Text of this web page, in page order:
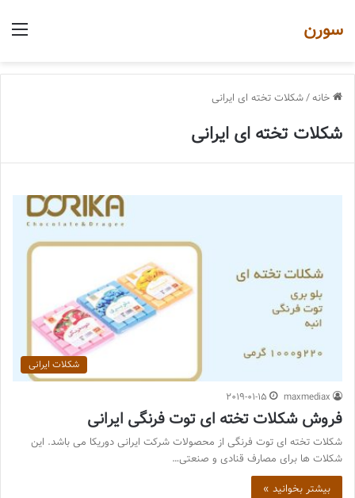
سورن
خانه/شکلات تخته ای ایرانی
شکلات تخته ای ایرانی
شکلات ایرانی
maxmediax
2019-01-15
فروش شکلات تخته ای توت فرنگی ایرانی
شکلات تخته ای توت فرنگی از محصولات شرکت ایرانی دوریکا می باشد. این
شکلات ها برای مصارف قنادی و صنعتی…
بیشتر بخوانید »